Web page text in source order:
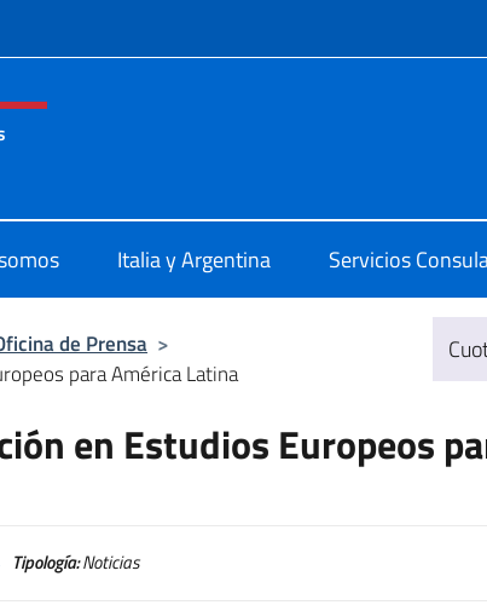
redes sociales y
Italia y Argentina Servicios
de Prensa >
para América Latina
en Estudios Europeos
Tipología:Noticias